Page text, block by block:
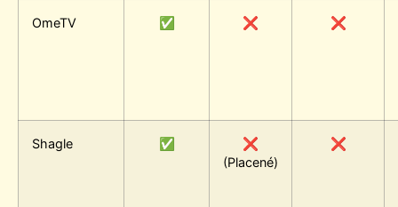
OmeTV ✅ ❌ ❌
Shagle ✅
❌
(Placené)
❌